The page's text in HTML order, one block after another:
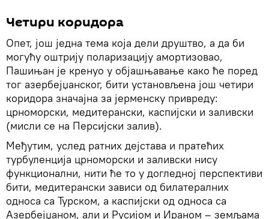
Четири коридора
Опет, још једна тема која дели друштво, а да би
могућу оштрију поларизацију амортизовао,
Пашињан је кренуо у објашњавање како ће поред
тог азербејџанског, бити установљена још четири
коридора значајна за јерменску привреду:
црноморски, медитерански, каспијски и заливски
(мисли се на Персијски залив).
Међутим, услед ратних дејстава и пратећих
турбуленција црноморски и заливски нису
функционални, нити ће то у догледној перспективи
бити, медитерански зависи од билатералних
односа са Турском, а каспијски од односа са
Азербејџаном, али и Русијом и Ираном – земљама